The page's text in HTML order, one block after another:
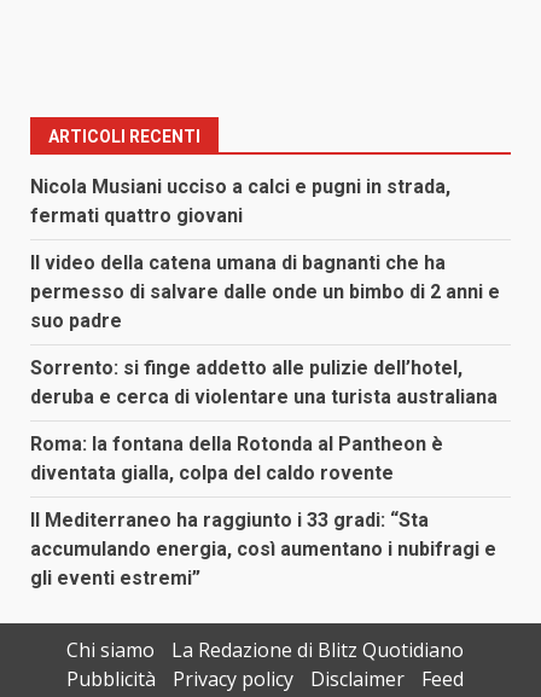
ARTICOLI RECENTI
Nicola Musiani ucciso a calci e pugni in strada,
fermati quattro giovani
Il video della catena umana di bagnanti che ha
permesso di salvare dalle onde un bimbo di 2 anni e
suo padre
Sorrento: si finge addetto alle pulizie dell’hotel,
deruba e cerca di violentare una turista australiana
Roma: la fontana della Rotonda al Pantheon è
diventata gialla, colpa del caldo rovente
Il Mediterraneo ha raggiunto i 33 gradi: “Sta
accumulando energia, così aumentano i nubifragi e
gli eventi estremi”
Chi siamo
La Redazione di Blitz Quotidiano
Pubblicità
Privacy policy Disclaimer Feed